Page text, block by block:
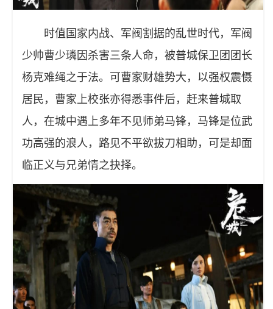
时值国家内战、军阀割据的乱世时代，军阀
少帅曹少璘因杀害三条人命，被普城保卫团团长
杨克难绳之于法。可曹家财雄势大，以强权震慑
居民，曹家上校张亦得悉事件后，赶来普城取
人，在城中遇上多年不见师弟马锋，马锋是位武
功高强的浪人，路见不平欲拔刀相助，可是却面
临正义与兄弟情之抉择。